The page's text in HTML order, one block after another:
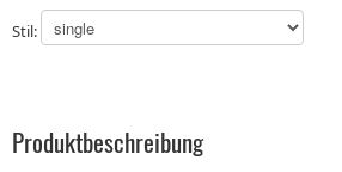
Stil:
Produktbeschreibung